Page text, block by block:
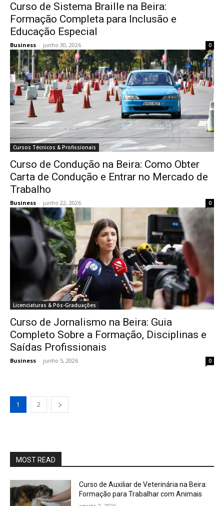
Curso de Sistema Braille na Beira:
Formação Completa para Inclusão e
Educação Especial
Business - junho 30, 2026 0
Cursos Técnicos & Profissionais
Curso de Condução na Beira: Como Obter
Carta de Condução e Entrar no Mercado de
Trabalho
Business - junho 22, 2026 0
Licenciaturas & Pós-Graduações
Curso de Jornalismo na Beira: Guia
Completo Sobre a Formação, Disciplinas e
Saídas Profissionais
Business - junho 5, 2026 0
1 2
MOST READ
Curso de Auxiliar de Veterinária na Beira:
Formação para Trabalhar com Animais